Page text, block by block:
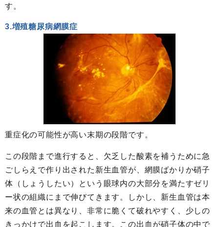
す。
3.増殖糖尿病網膜症
重症化の可能性が高い末期の段階です。
この段階まで進行すると、欠乏した酸素を補うために急
ごしらえで作り出された新生血管が、網膜ばかりか硝子
体（しょうしたい）という眼球内の大部分を満たすゼリ
ー状の組織にまで伸びてきます。しかし、新生血管は本
来の血管とは異なり、非常に脆くて破れやすく、少しの
きっかけで出血を起こします。この出血が硝子体の中で